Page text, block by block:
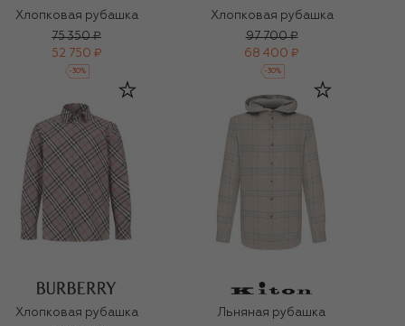
Хлопковая рубашка
75 350 ₽
52 750 ₽
-30%
Хлопковая рубашка
97 700 ₽
68 400 ₽
-30%
Хлопковая рубашка
Льняная рубашка